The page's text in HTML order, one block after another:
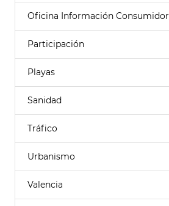
Oficina Información Consumidor
Participación
Playas
Sanidad
Tráfico
Urbanismo
Valencia